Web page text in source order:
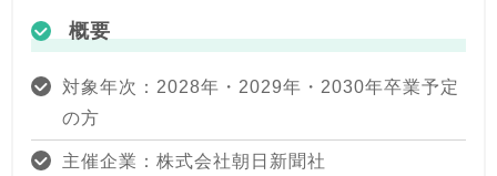
概要
対象年次：2028年・2029年・2030年卒業予定
の方
主催企業：株式会社朝日新聞社